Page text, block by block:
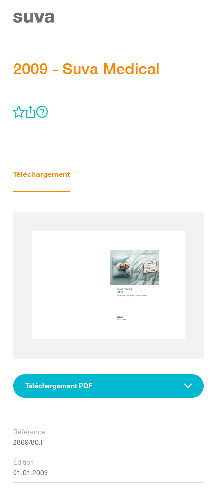
2009 - Suva Medical
Téléchargement
Téléchargement PDF
Référence
2869/80.F
Édition
01.01.2009